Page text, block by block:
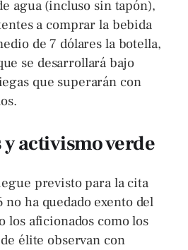
agua (incluso sin tapón),
a comprar la bebida
de 7 dólares la botella,
se desarrollará bajo
que superarán con
activismo verde
previsto para la cita
ha quedado exento del
los aficionados como los
élite observan con